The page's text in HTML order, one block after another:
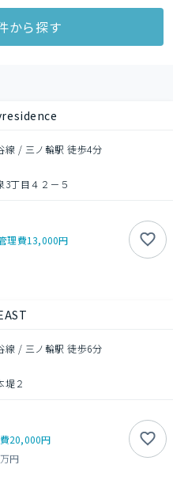
から探す
線 / 三ノ輪駅 徒歩4分
3丁目４２－５
理費13,000円
線 / 三ノ輪駅 徒歩6分
堤２
20,000円
円